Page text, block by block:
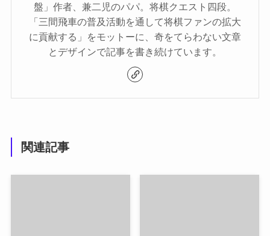
盤」作者、兼二児のパパ。将棋クエスト四段。
「三間飛車の普及活動を通して将棋ファンの拡大
に貢献する」をモットーに、奇をてらわない文章
とデザインで記事を書き続けています。
関連記事